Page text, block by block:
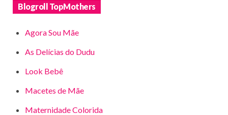
Blogroll TopMothers
Agora Sou Mãe
As Delícias do Dudu
Look Bebê
Macetes de Mãe
Maternidade Colorida